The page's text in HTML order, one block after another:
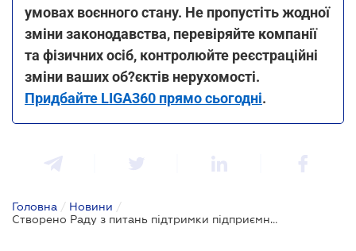
умовах воєнного стану. Не пропустіть жодної
зміни законодавства, перевіряйте компанії
та фізичних осіб, контролюйте реєстраційні
зміни ваших об?єктів нерухомості.
Придбайте LIGA360 прямо сьогодні.
Головна / Новини /
Створено Раду з питань підтримки підприємництва та економічну платформу "Зроблено в Україні"